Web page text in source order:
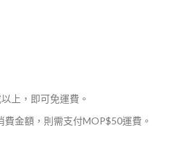
上，即可免運費。
金額，則需支付MOP$50運費。